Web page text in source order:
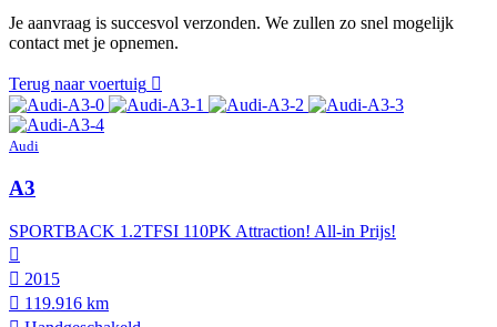
Je aanvraag is succesvol verzonden. We zullen zo snel mogelijk
contact met je opnemen.
Terug naar voertuig
Audi
A3
SPORTBACK 1.2TFSI 110PK Attraction! All-in Prijs!
2015
119.916 km